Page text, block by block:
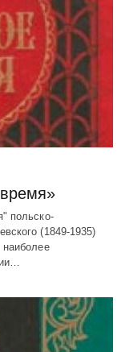
польско-
(1849-1935)